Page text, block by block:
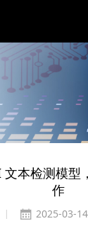
本检测模型
作
| 2025-03-14